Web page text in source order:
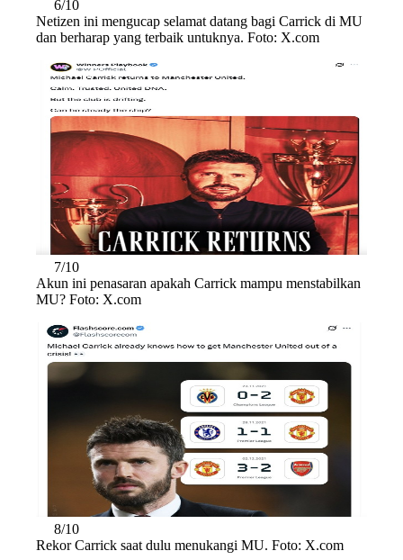
6/10
Netizen ini mengucap selamat datang bagi Carrick di MU
dan berharap yang terbaik untuknya. Foto: X.com
7/10
Akun ini penasaran apakah Carrick mampu menstabilkan
MU? Foto: X.com
8/10
Rekor Carrick saat dulu menukangi MU. Foto: X.com